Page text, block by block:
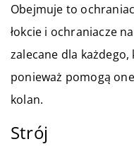
Obejmuje to
łokcie i ochraniacze
zalecane dla
ponieważ pomogą
kolan.
Strój